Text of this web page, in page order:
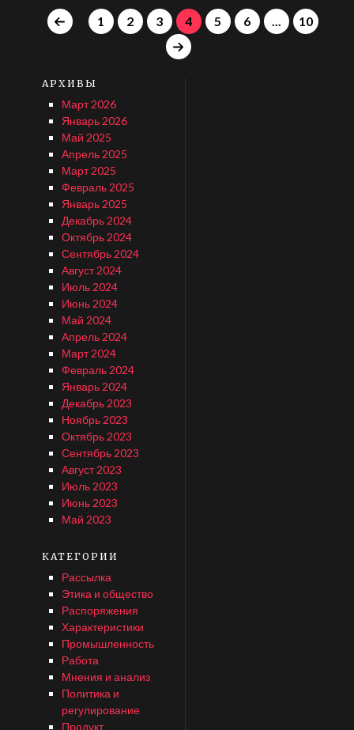
1 2 3 4 5 6 ... 10
АРХИВЫ
Март 2026
Январь 2026
Май 2025
Апрель 2025
Март 2025
Февраль 2025
Январь 2025
Декабрь 2024
Октябрь 2024
Сентябрь 2024
Август 2024
Июль 2024
Июнь 2024
Май 2024
Апрель 2024
Март 2024
Февраль 2024
Январь 2024
Декабрь 2023
Ноябрь 2023
Октябрь 2023
Сентябрь 2023
Август 2023
Июль 2023
Июнь 2023
Май 2023
КАТЕГОРИИ
Рассылка
Этика и общество
Распоряжения
Характеристики
Промышленность
Работа
Мнения и анализ
Политика и
регулирование
Продукт